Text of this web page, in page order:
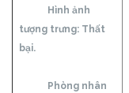
Hình ảnh
tượng trưng: Thất
bại.
Phòng nhân